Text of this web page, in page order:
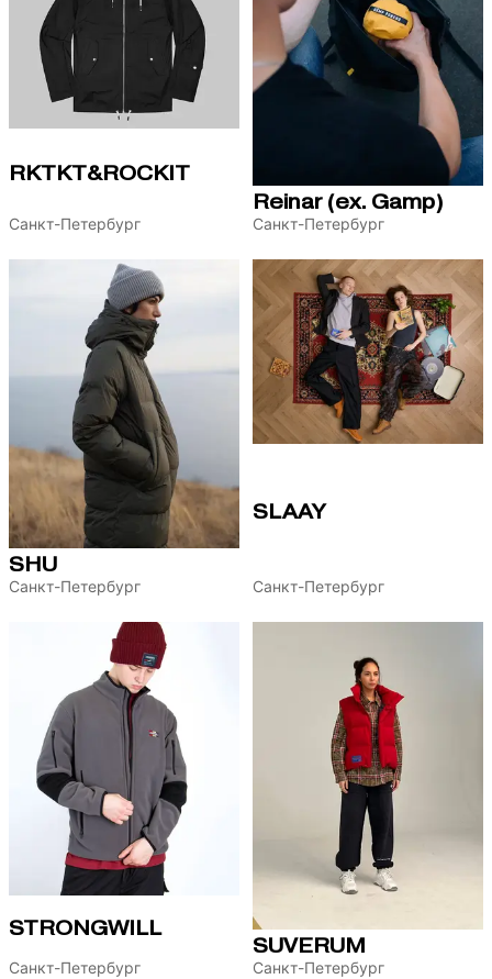
RKTKT&ROCKIT
Санкт-Петербург
Reinar (ex. Gamp)
Санкт-Петербург
SHU
Санкт-Петербург
SLAAY
Санкт-Петербург
STRONGWILL
Санкт-Петербург
SUVERUM
Санкт-Петербург